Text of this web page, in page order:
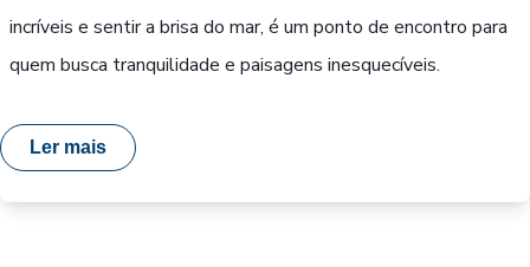
incríveis e sentir a brisa do mar, é um ponto de encontro para
quem busca tranquilidade e paisagens inesquecíveis.
Ler mais